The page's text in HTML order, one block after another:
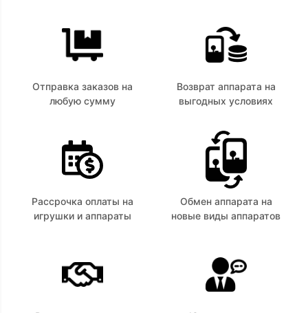
Отправка заказов на
любую сумму
Возврат аппарата на
выгодных условиях
Рассрочка оплаты на
игрушки и аппараты
Обмен аппарата на
новые виды аппаратов